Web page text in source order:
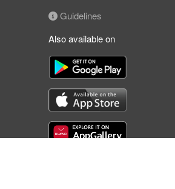
Guidelines
Also available on